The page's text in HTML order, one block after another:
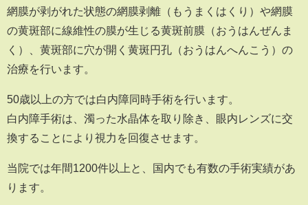
網膜が剥がれた状態の網膜剥離（もうまくはくり）や網膜
の黄斑部に線維性の膜が生じる黄斑前膜（おうはんぜんま
く）、黄斑部に穴が開く黄斑円孔（おうはんへんこう）の
治療を行います。
50歳以上の方では白内障同時手術を行います。
白内障手術は、濁った水晶体を取り除き、眼内レンズに交
換することにより視力を回復させます。
当院では年間1200件以上と、国内でも有数の手術実績があ
ります。